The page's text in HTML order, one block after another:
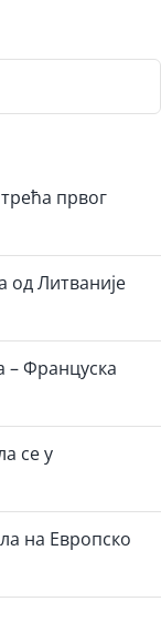
првог
од Литваније
– Француска
се у
на Европско